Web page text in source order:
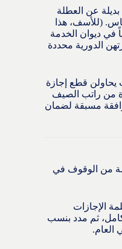
بديلة عن العطلة
(للأسف، هذا
في ديوان الخدمة
الدورية محددة
يحاولن قطع إجازة
من راتب الصيف
مسبقة لضمان
من الوقوف في
الإجازات
يوماً براتب كامل، ثم مدد بنسب
العام.